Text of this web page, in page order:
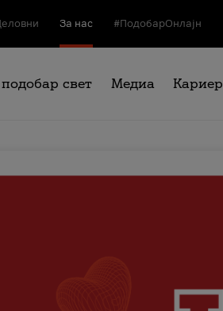
За нас #ПодобарОнлајн
свет Медиа